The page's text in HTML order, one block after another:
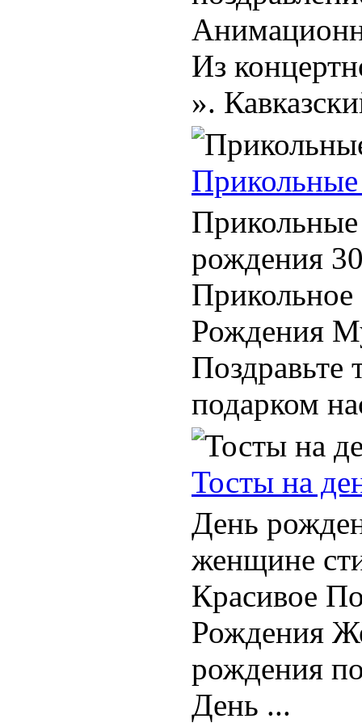
Из
».
Прикольные
рождения
Рождения
Поздравьте
подарком
Тосты на
День
женщине
Красивое
Рождения
рождения
День ...